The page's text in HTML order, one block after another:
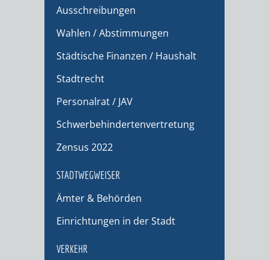
Ausschreibungen
Wahlen / Abstimmungen
Städtische Finanzen / Haushalt
Stadtrecht
Personalrat / JAV
Schwerbehindertenvertretung
Zensus 2022
STADTWEGWEISER
Ämter & Behörden
Einrichtungen in der Stadt
VERKEHR